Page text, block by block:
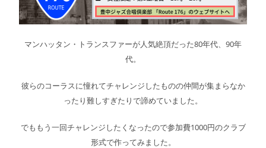
マンハッタン・トランスファーが人気絶頂だった80年代、90年
代。
彼らのコーラスに憧れてチャレンジしたものの仲間が集まらなか
ったり難しすぎたりで諦めていました。
でももう一回チャレンジしたくなったので参加費1000円のクラブ
形式で作ってみました。